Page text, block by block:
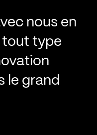
nous en
tout type
le grand